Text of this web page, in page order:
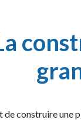
de construire une